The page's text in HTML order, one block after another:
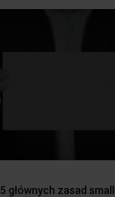
5 głównych zasad